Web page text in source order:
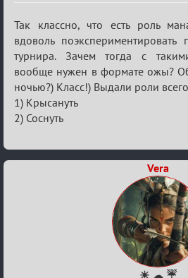
Re:
Семейный
кубок
Так классно, что есть роль
вдоволь
турнира. Зачем тогда с
вообще нужен в формате ожы?
ночью?) Класс!) Выдали роли
1) Крысануть
2) Соснуть
Vera
☀ ☁ ☔